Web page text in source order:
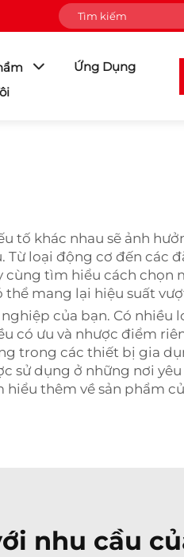
Ứng Dụng
tố khác nhau sẽ ảnh
loại động cơ đến các
cùng tìm hiểu cách chọn
mang lại hiệu suất
của bạn. Có nhiều
có ưu và nhược điểm
trong các thiết bị gia
sử dụng ở những nơi
thêm về sản phẩm
nhu cầu